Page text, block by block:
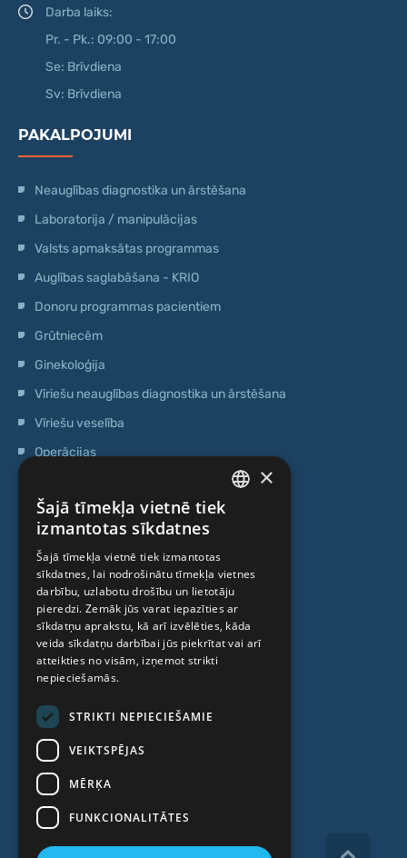
Darba laiks:
Pr. - Pk.: 09:00 - 17:00
Se: Brīvdiena
Sv: Brīvdiena
PAKALPOJUMI
Neauglības diagnostika un ārstēšana
Laboratorija / manipulācijas
Valsts apmaksātas programmas
Auglības saglabāšana - KRIO
Donoru programmas pacientiem
Grūtniecēm
Ginekoloģija
Vīriešu neauglības diagnostika un ārstēšana
Vīriešu veselība
Operācijas
Anti-age speciālista konsultācija
Ambulatorais centrs
Cilmes šūnu centrs
PAR MUMS
Kas mēs esam
Cenas
Kontakti
Raksti
LATVIAN
RUSSIAN
LITHUANIAN
NORWEGIAN
×
Šajā tīmekļa vietnē tiek
izmantotas sīkdatnes
Šajā tīmekļa vietnē tiek izmantotas
sīkdatnes, lai nodrošinātu tīmekļa vietnes
darbību, uzlabotu drošību un lietotāju
pieredzi. Zemāk jūs varat iepazīties ar
sīkdatņu aprakstu, kā arī izvēlēties, kāda
veida sīkdatņu darbībai jūs piekrītat vai arī
atteikties no visām, izņemot strikti
nepieciešamās.
STRIKTI NEPIECIEŠAMIE
VEIKTSPĒJAS
MĒRĶA
FUNKCIONALITĀTES